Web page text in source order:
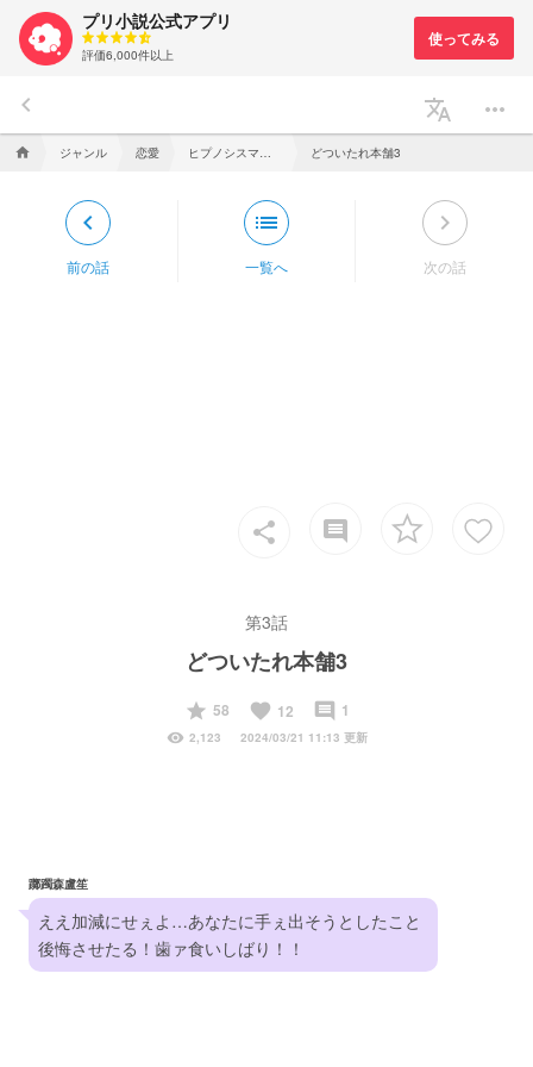
プリ小説公式アプリ
評価6,000件以上
keyboard_arrow_left translate more_horiz
home ジャンル 恋愛 どついたれ本舗3
keyboard_arrow_left
前の話
list
一覧へ
keyboard_arrow_right
次の話
share insert_comment
第3話
どついたれ本舗3
start
58 favorite 12 insert_comment 1
visibility 2,123 2024/03/21 11:13 更新
躑躅森盧笙
ええ加減にせぇよ…あなたに手ぇ出そうとしたこと
後悔させたる！歯ァ食いしばり！！